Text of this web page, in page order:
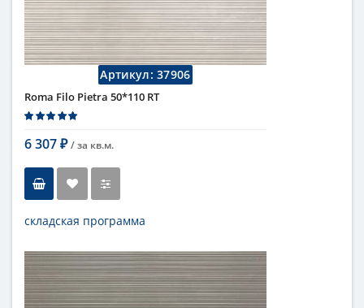
Рисунок
с узорами...
Цвет
серый
Страна
Италия
Поверхность
матовая
Fap Ceramiche
Артикул:37906
Roma Filo Pietra 50*110 RT
6 307 ₽ / за кв.м.
складская программа
Длина
110 см
Высота
50 см
Цвет
бежевый,светлый